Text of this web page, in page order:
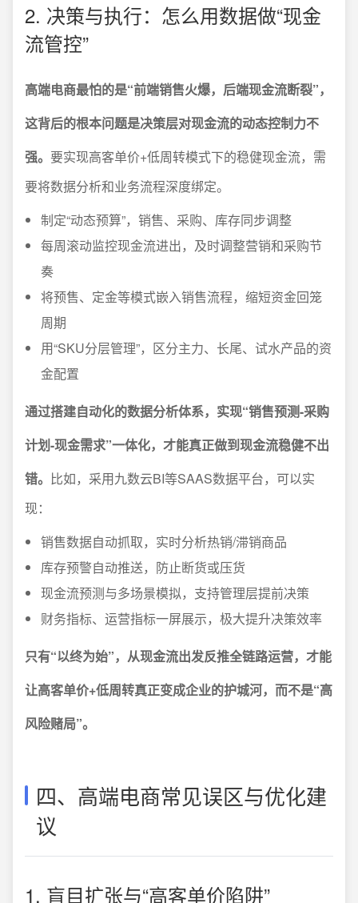
2. 决策与执行：怎么用数据做“现金
流管控”
高端电商最怕的是“前端销售火爆，后端现金流断裂”，
这背后的根本问题是决策层对现金流的动态控制力不
强。 要实现高客单价+低周转模式下的稳健现金流，需
要将数据分析和业务流程深度绑定。
制定“动态预算”，销售、采购、库存同步调整
每周滚动监控现金流进出，及时调整营销和采购节
奏
将预售、定金等模式嵌入销售流程，缩短资金回笼
周期
用“SKU分层管理”，区分主力、长尾、试水产品的资
金配置
通过搭建自动化的数据分析体系，实现“销售预测-采购
计划-现金需求”一体化，才能真正做到现金流稳健不出
错。 比如，采用九数云BI等SAAS数据平台，可以实
现：
销售数据自动抓取，实时分析热销/滞销商品
库存预警自动推送，防止断货或压货
现金流预测与多场景模拟，支持管理层提前决策
财务指标、运营指标一屏展示，极大提升决策效率
只有“以终为始”，从现金流出发反推全链路运营，才能
让高客单价+低周转真正变成企业的护城河，而不是“高
风险赌局”。
四、高端电商常见误区与优化建
议
1. 盲目扩张与“高客单价陷阱”